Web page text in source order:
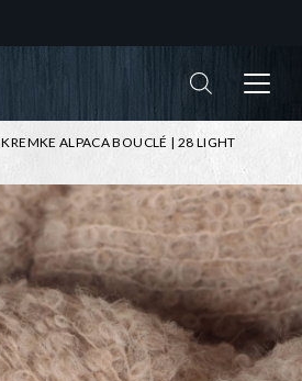
KREMKE ALPACA BOUCLÉ | 28 LIGHT